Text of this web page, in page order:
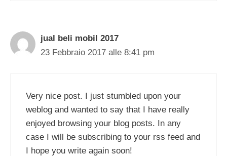
jual beli mobil 2017
23 Febbraio 2017 alle 8:41 pm
Very nice post. I just stumbled upon your
weblog and wanted to say that I have really
enjoyed browsing your blog posts. In any
case I will be subscribing to your rss feed and
I hope you write again soon!